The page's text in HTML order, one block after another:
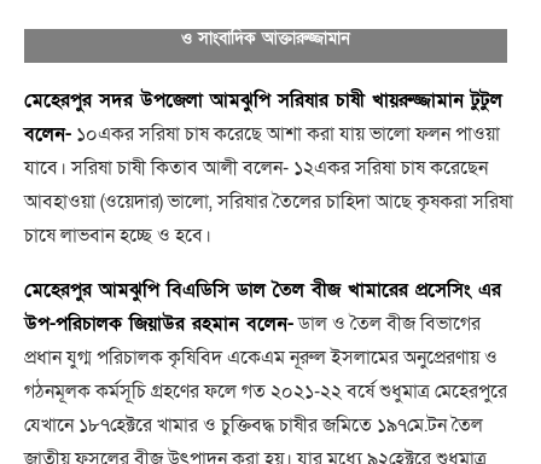
ও সাংবাদিক আক্তারুজ্জামান
মেহেরপুর সদর উপজেলা আমঝুপি সরিষার চাষী খায়রুজ্জামান টুটুল
বলেন- ১০একর সরিষা চাষ করেছে আশা করা যায় ভালো ফলন পাওয়া
যাবে। সরিষা চাষী কিতাব আলী বলেন- ১২একর সরিষা চাষ করেছেন
আবহাওয়া (ওয়েদার) ভালো, সরিষার তৈলের চাহিদা আছে কৃষকরা সরিষা
চাষে লাভবান হচ্ছে ও হবে।
মেহেরপুর আমঝুপি বিএডিসি ডাল তৈল বীজ খামারের প্রসেসিং এর
উপ-পরিচালক জিয়াউর রহমান বলেন-ডাল ও তৈল বীজ বিভাগের
প্রধান যুগ্ম পরিচালক কৃষিবিদ একেএম নূরুল ইসলামের অনুপ্রেরণায় ও
গঠনমূলক কর্মসূচি গ্রহণের ফলে গত ২০২১-২২ বর্ষে শুধুমাত্র মেহেরপুরে
যেখানে ১৮৭হেক্টরে খামার ও চুক্তিবদ্ধ চাষীর জমিতে ১৯৭মে.টন তৈল